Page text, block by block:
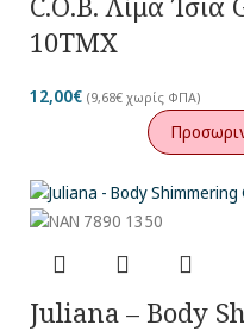
10TMX
12,00€ (9,68€ χωρίς ΦΠΑ)
Juliana – Body